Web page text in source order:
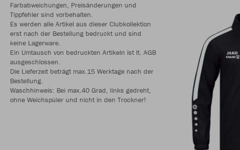
Farbabweichungen, Preisänderungen und
Tippfehler sind vorbehalten.
Es werden alle Artikel aus dieser Clubkollektion
erst nach der Bestellung bedruckt und sind
keine Lagerware.
Ein Umtausch von bedruckten Artikeln ist lt. AGB
ausgeschlossen.
Die Lieferzeit beträgt max.15 Werktage nach der
Bestellung.
Waschhinweis: Bei max.40 Grad, links gedreht,
ohne Weichspüler und nicht in den Trockner!